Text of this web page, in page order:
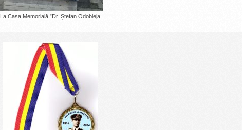
La Casa Memorială ”Dr. Ștefan Odobleja